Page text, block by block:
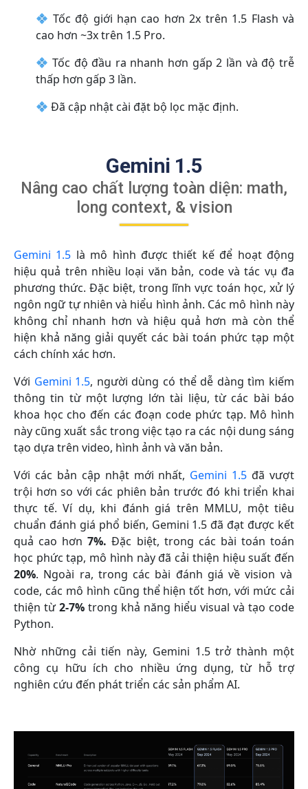
Tốc độ giới hạn cao hơn 2x trên 1.5 Flash và
cao hơn ~3x trên 1.5 Pro.
Tốc độ đầu ra nhanh hơn gấp 2 lần và độ trễ
thấp hơn gấp 3 lần.
Đã cập nhật cài đặt bộ lọc mặc định.
Gemini 1.5
Nâng cao chất lượng toàn diện: math,
long context, & vision
Gemini 1.5 là mô hình được thiết kế để hoạt động
hiệu quả trên nhiều loại văn bản, code và tác vụ đa
phương thức. Đặc biệt, trong lĩnh vực toán học, xử lý
ngôn ngữ tự nhiên và hiểu hình ảnh. Các mô hình này
không chỉ nhanh hơn và hiệu quả hơn mà còn thể
hiện khả năng giải quyết các bài toán phức tạp một
cách chính xác hơn.
Với Gemini 1.5, người dùng có thể dễ dàng tìm kiếm
thông tin từ một lượng lớn tài liệu, từ các bài báo
khoa học cho đến các đoạn code phức tạp. Mô hình
này cũng xuất sắc trong việc tạo ra các nội dung sáng
tạo dựa trên video, hình ảnh và văn bản.
Với các bản cập nhật mới nhất, Gemini 1.5 đã vượt
trội hơn so với các phiên bản trước đó khi triển khai
thực tế. Ví dụ, khi đánh giá trên MMLU, một tiêu
chuẩn đánh giá phổ biến, Gemini 1.5 đã đạt được kết
quả cao hơn7%. Đặc biệt, trong các bài toán toán
học phức tạp, mô hình này đã cải thiện hiệu suất đến
20%. Ngoài ra, trong các bài đánh giá về vision và
code, các mô hình cũng thể hiện tốt hơn, với mức cải
thiện từ2-7% trong khả năng hiểu visual và tạo code
Python.
Nhờ những cải tiến này, Gemini 1.5 trở thành một
công cụ hữu ích cho nhiều ứng dụng, từ hỗ trợ
nghiên cứu đến phát triển các sản phẩm AI.